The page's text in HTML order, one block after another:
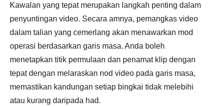
Kawalan yang tepat merupakan langkah penting dalam
penyuntingan video. Secara amnya, pemangkas video
dalam talian yang cemerlang akan menawarkan mod
operasi berdasarkan garis masa. Anda boleh
menetapkan titik permulaan dan penamat klip dengan
tepat dengan melaraskan nod video pada garis masa,
memastikan kandungan setiap bingkai tidak melebihi
atau kurang daripada had.